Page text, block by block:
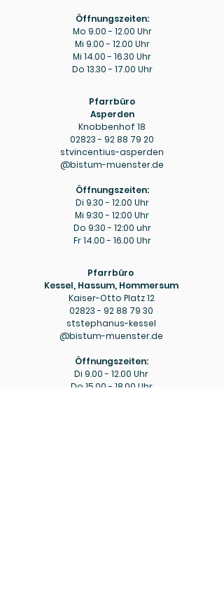
Öffnungszeiten:
Mo 9.00 - 12.00 Uhr
Mi 9.00 - 12.00 Uhr
Mi 14.00 - 16.30 Uhr
Do 13.30 - 17.00 Uhr
Pfarrbüro
Asperden
Knobbenhof 18
02823 - 92 88 79 20
stvincentius-asperden
@bistum-muenster.de
Öffnungszeiten:
Di 9.30 - 12.00 Uhr
Mi 9:30 - 12:00 Uhr
Do 9:30 - 12:00 uhr
Fr14.00 - 16.00 Uhr
Pfarrbüro
Kessel, Hassum, Hommersum
Kaiser-Otto Platz 12
02823 - 92 88 79 30
ststephanus-kessel
@bistum-muenster.de
Öffnungszeiten:
Di 9.00 - 12.00 Uhr
Do 15.00 - 18.00 Uhr